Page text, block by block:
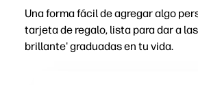
Una forma fácil de agregar algo
tarjeta de regalo, lista para dar a
brillante' graduadas en tu vida.